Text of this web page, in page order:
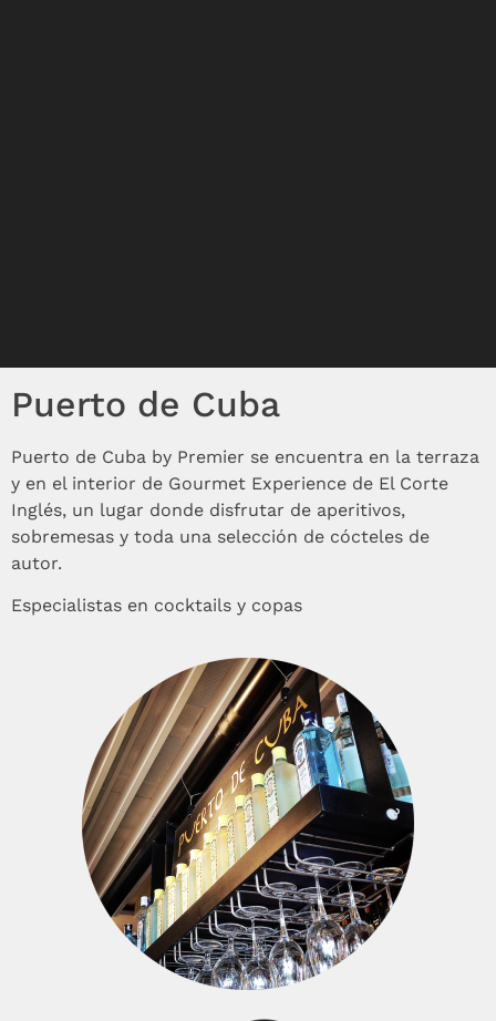
Puerto de Cuba
Puerto de Cuba by Premier se encuentra en la terraza
y en el interior de Gourmet Experience de El Corte
Inglés, un lugar donde disfrutar de aperitivos,
sobremesas y toda una selección de cócteles de
autor.
Especialistas en cocktails y copas